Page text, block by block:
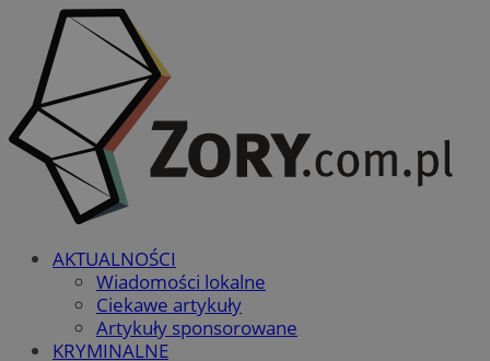
AKTUALNOŚCI
Wiadomości lokalne
Ciekawe artykuły
Artykuły sponsorowane
KRYMINALNE